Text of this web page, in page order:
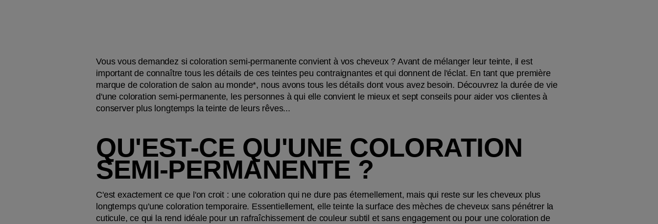
Vous vous demandez si coloration semi-permanente convient à vos cheveux ? Avant de mélanger leur teinte, il est
important de connaître tous les détails de ces teintes peu contraignantes et qui donnent de l'éclat. En tant que première
marque de coloration de salon au monde*, nous avons tous les détails dont vous avez besoin. Découvrez la durée de vie
d'une coloration semi-permanente, les personnes à qui elle convient le mieux et sept conseils pour aider vos clientes à
conserver plus longtemps la teinte de leurs rêves...
QU'EST-CE QU'UNE COLORATION
SEMI-PERMANENTE ?
C'est exactement ce que l'on croit : une coloration qui ne dure pas éternellement, mais qui reste sur les cheveux plus
longtemps qu'une coloration temporaire. Essentiellement, elle teinte la surface des mèches de cheveux sans pénétrer la
cuticule, ce qui la rend idéale pour un rafraîchissement de couleur subtil et sans engagement ou pour une coloration de